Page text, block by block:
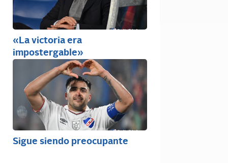
«La victoria era
impostergable»
Sigue siendo preocupante